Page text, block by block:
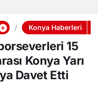
Konya Haberleri
15
Konya Yarı
Davet Etti